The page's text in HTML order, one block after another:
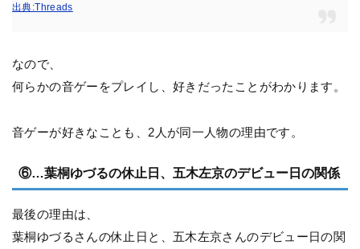
出典:Threads
なので、
何らかの音ゲーをプレイし、好きだったことがわかります。
音ゲーが好きなことも、2人が同一人物の理由です。
⑥…葉桐ゆづるの休止日、五木左京のデビュー日の関係
最後の理由は、
葉桐ゆづるさんの休止日と、五木左京さんのデビュー日の関